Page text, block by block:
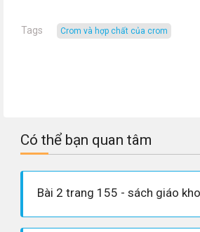
Tags crom và hợp chất của crom
Có thể bạn quan tâm
Bài 2 trang 155 - sách giáo